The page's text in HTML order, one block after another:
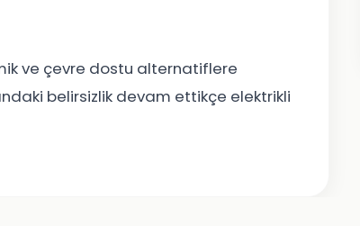
ve çevre dostu alternatiflere
belirsizlik devam ettikçe elektrikli